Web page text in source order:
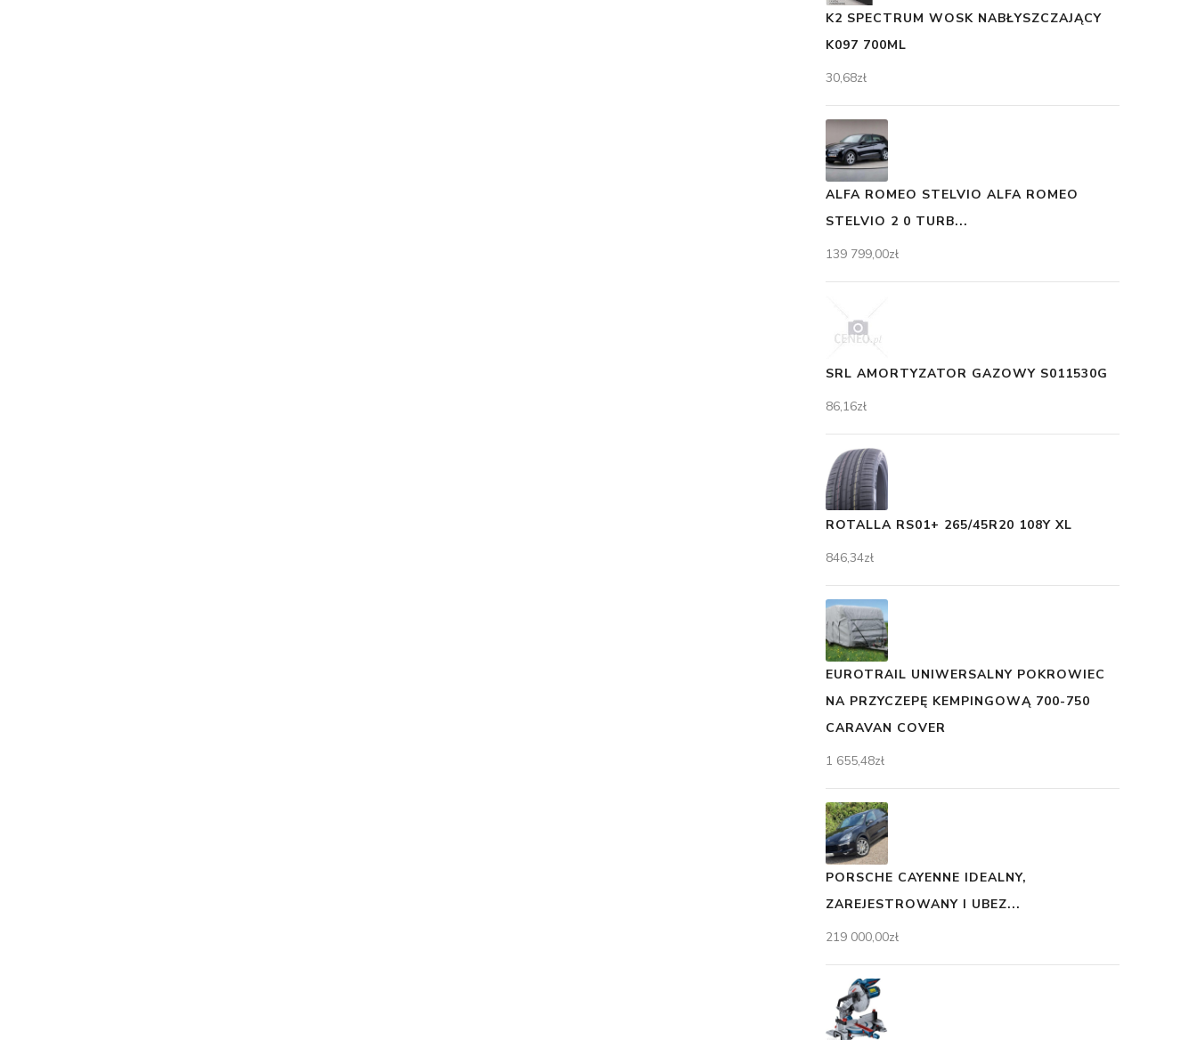
K2 SPECTRUM WOSK NABŁYSZCZAJĄCY
K097 700ML
30,68zł
ALFA ROMEO STELVIO ALFA ROMEO
STELVIO 2 0 TURB...
139 799,00zł
SRL AMORTYZATOR GAZOWY S011530G
86,16zł
ROTALLA RS01+ 265/45R20 108Y XL
846,34zł
EUROTRAIL UNIWERSALNY POKROWIEC
NA PRZYCZEPĘ KEMPINGOWĄ 700-750
CARAVAN COVER
1 655,48zł
PORSCHE CAYENNE IDEALNY,
ZAREJESTROWANY I UBEZ...
219 000,00zł